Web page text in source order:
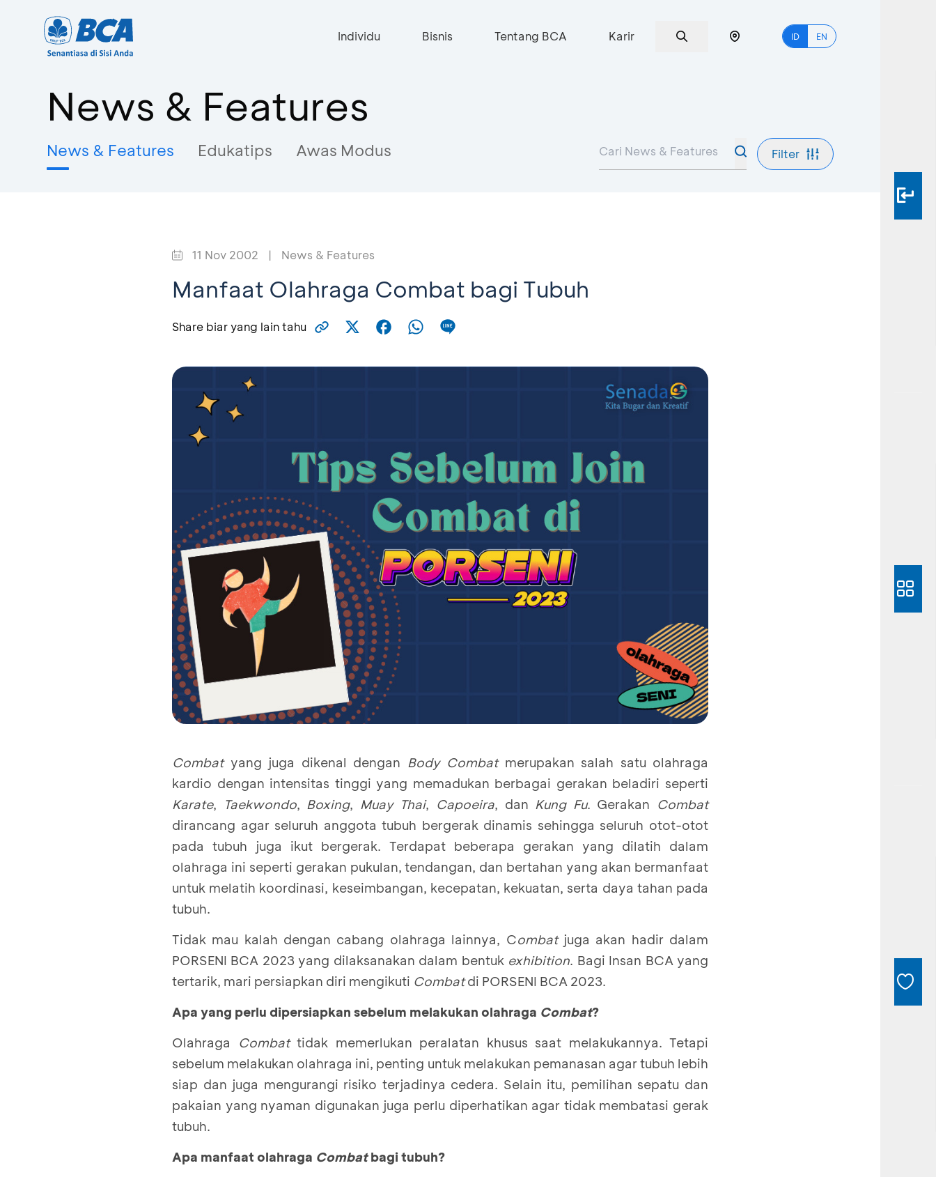
Individu Bisnis Tentang BCA Karir ID EN
News & Features
News & Features Edukatips Awas Modus Filter
11 Nov 2002 | News & Features
Manfaat Olahraga Combat bagi Tubuh
Share biar yang lain tahu
Combatyang juga dikenal dengan Body Combatmerupakan salah satu olahraga
kardio dengan intensitas tinggi yang memadukan berbagai gerakan beladiri seperti
Karate, Taekwondo, Boxing, Muay Thai, Capoeira, dan Kung Fu. Gerakan Combat
dirancang agar seluruh anggota tubuh bergerak dinamis sehingga seluruh otot-otot
pada tubuh juga ikut bergerak. Terdapat beberapa gerakan yang dilatih dalam
olahraga ini seperti gerakan pukulan, tendangan, dan bertahan yang akan bermanfaat
untuk melatih koordinasi, keseimbangan, kecepatan, kekuatan, serta daya tahan pada
tubuh.
Tidak mau kalah dengan cabang olahraga lainnya, Combatjuga akan hadir dalam
PORSENI BCA 2023 yang dilaksanakan dalam bentuk exhibition. Bagi Insan BCA yang
tertarik, mari persiapkan diri mengikuti Combatdi PORSENI BCA 2023.
Apa yang perlu dipersiapkan sebelum melakukan olahraga Combat?
Olahraga
Combattidak memerlukan peralatan khusus saat melakukannya. Tetapi
sebelum melakukan olahraga ini, penting untuk melakukan pemanasan agar tubuh lebih
siap dan juga mengurangi risiko terjadinya cedera. Selain itu, pemilihan sepatu dan
pakaian yang nyaman digunakan juga perlu diperhatikan agar tidak membatasi gerak
tubuh.
Apa manfaat olahraga Combatbagi tubuh?